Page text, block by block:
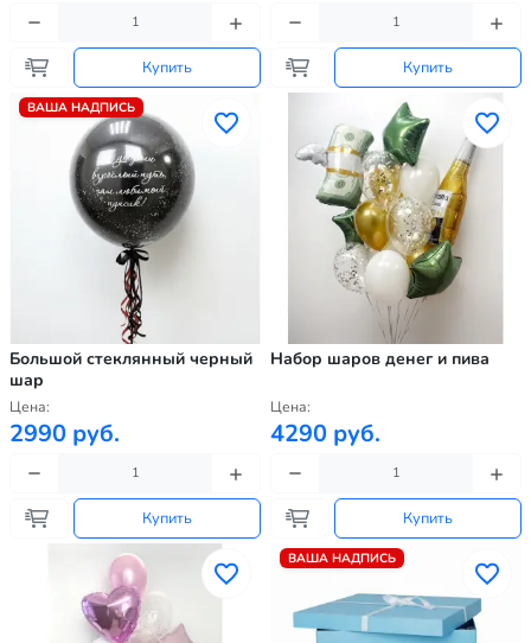
Купить Купить
ВАША НАДПИСЬ
Большой стеклянный черный
шар
Цена:
2990 руб.
Купить
Набор шаров денег и пива
Цена:
4290 руб.
Купить
ВАША НАДПИСЬ